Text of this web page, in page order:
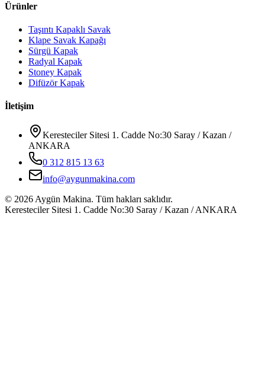
Ürünler
Taşıntı Kapaklı Savak
Klape Savak Kapağı
Sürgü Kapak
Radyal Kapak
Stoney Kapak
Difüzör Kapak
İletişim
Keresteciler Sitesi 1. Cadde No:30 Saray / Kazan /
ANKARA
0 312 815 13 63
info@aygunmakina.com
© 2026Aygün Makina. Tüm hakları saklıdır.
Keresteciler Sitesi 1. Cadde No:30 Saray / Kazan / ANKARA